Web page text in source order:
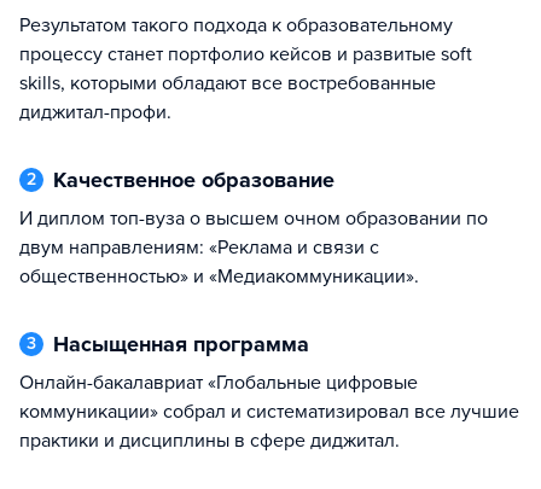
Результатом такого подхода к образовательному
процессу станет портфолио кейсов и развитые soft
skills, которыми обладают все востребованные
диджитал-профи.
2 Качественное образование
и диплом топ-вуза о высшем очном образовании по
двум направлениям: «Реклама и связи с
общественностью» и «Медиакоммуникации».
3 Насыщенная программа
Онлайн-бакалавриат «Глобальные цифровые
коммуникации» собрал и систематизировал все лучшие
практики и дисциплины в сфере диджитал.